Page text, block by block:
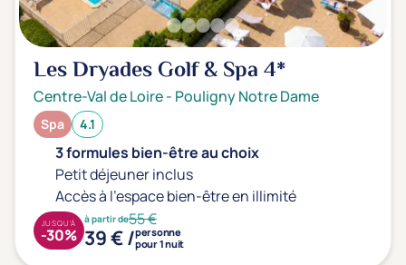
Les Dryades Golf & Spa4*
Centre-Val de Loire- Pouligny Notre Dame
Spa 4.1
3 formules bien-être au choix
Petit déjeuner inclus
Accès à l'espace bien-être en illimité
à partir de55 €
39 € /personne
pour 1 nuit
JUSQU'À
-30%